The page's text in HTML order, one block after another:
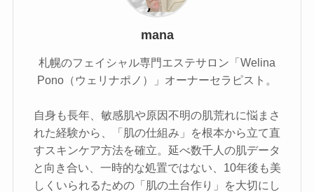
mana
札幌のフェイシャル専門エステサロン「Welina
Pono（ウェリナポノ）」オーナーセラピスト。
自身も長年、敏感肌や原因不明の肌荒れに悩まさ
れた経験から、「肌の仕組み」を根本から立て直
すスキンケア方法を確立。延べ数千人の肌データ
と向き合い、一時的な処置ではない、10年後も美
しくいられるための「肌の土台作り」を大切にし